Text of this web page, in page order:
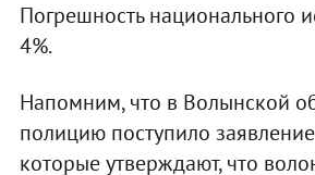
Погрешность национального
4%.
Напомним, что в Волынской
полицию поступило
которые утверждают, что